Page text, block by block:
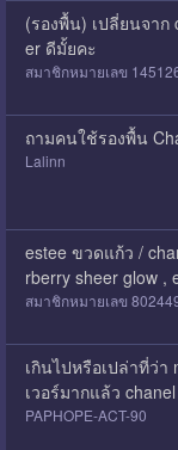
(รองพื้น) เปลี่ยนจาก
er ดีมั้ยคะ
สมาชิกหมายเลข
ถามคนใช้รองพื้น
Lalinn
estee ขวดแก้ว /
rberry sheer glow ,
สมาชิกหมายเลข
เกินไปหรือเปล่าที่ว่
เวอร์มากแล้ว
PAPHOPE-ACT-90